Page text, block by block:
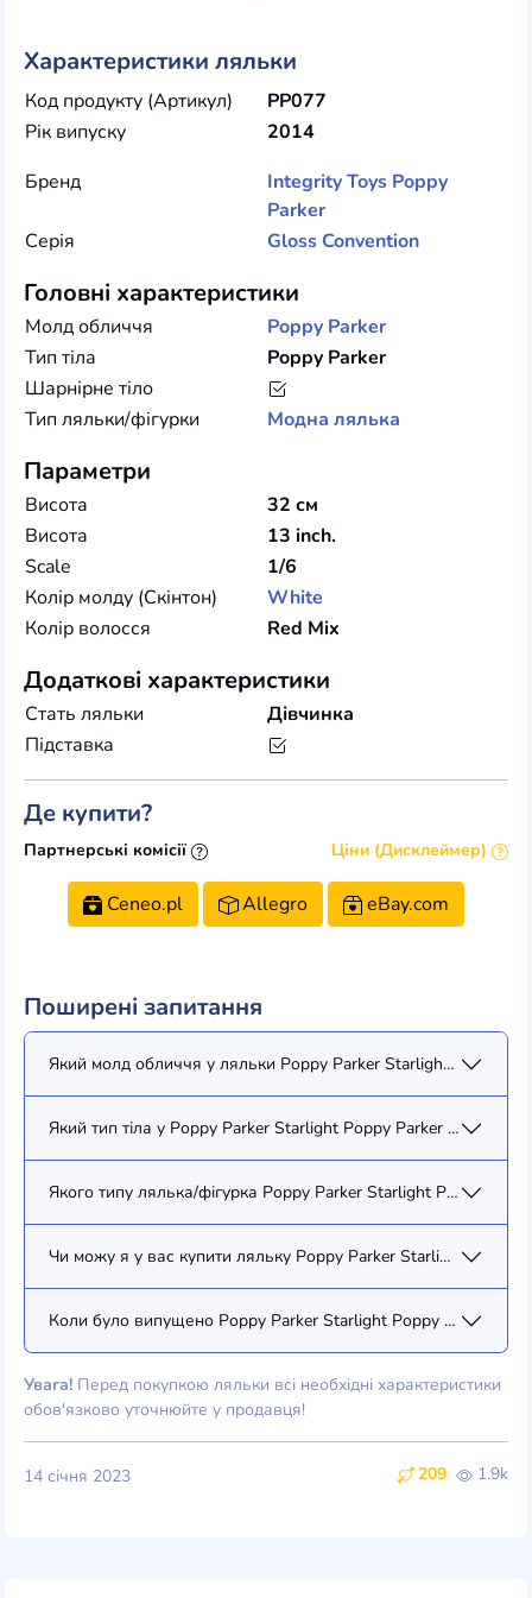
Характеристики ляльки
Код продукту (Артикул)
PP077
Рік випуску
2014
Бренд
Integrity Toys Poppy
Parker
Серія
Gloss Convention
Головні характеристики
Молд обличчя
Poppy Parker
Тип тіла
Poppy Parker
Шарнірне тіло
Тип ляльки/фігурки
Модна лялька
Параметри
Висота
32 см
Висота
13 inch.
Scale
1/6
Колір молду (Скінтон)
White
Колір волосся
Red Mix
Додаткові характеристики
Стать ляльки
Дівчинка
Підставка
Де купити?
Партнерські комісії Ціни (Дисклеймер)
Ceneo.pl Allegro eBay.com
Поширені запитання
Який молд обличчя у ляльки Poppy Parker Starlight Poppy
Який тип тіла у Poppy Parker Starlight Poppy Parker (PP077)?
Якого типу лялька/фігурка Poppy Parker Starlight Poppy
Чи можу я у вас купити ляльку Poppy Parker Starlight Poppy
Коли було випущено Poppy Parker Starlight Poppy Parker
Увага! Перед покупкою ляльки всі необхідні характеристики
обов'язково уточнюйте у продавця!
209 1.9k
14 січня 2023